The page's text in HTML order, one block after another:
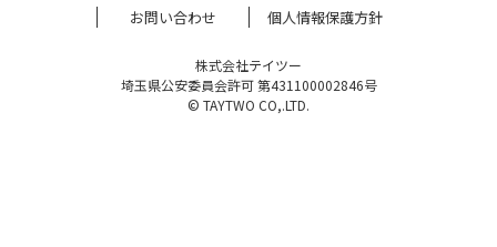
お問い合わせ
個人情報保護方針
株式会社テイツー
埼玉県公安委員会許可 第431100002846号
© TAYTWO CO,.LTD.